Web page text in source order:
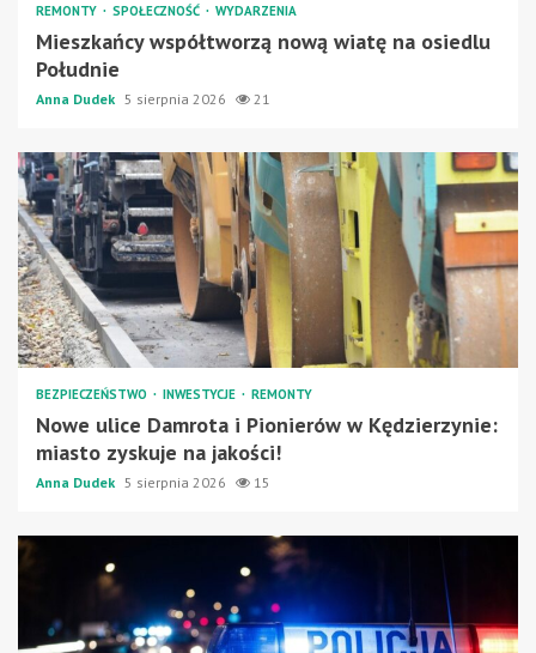
REMONTY SPOŁECZNOŚĆ WYDARZENIA
Mieszkańcy współtworzą nową wiatę na osiedlu
Południe
Anna Dudek 5 sierpnia 2026 21
BEZPIECZEŃSTWO INWESTYCJE REMONTY
Nowe ulice Damrota i Pionierów w Kędzierzynie:
miasto zyskuje na jakości!
Anna Dudek 5 sierpnia 2026 15